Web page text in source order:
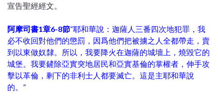
宣告聖經經文。
阿摩司書1章6-8節“耶和華說：迦薩人三番四次地犯罪，我
必不收回對他們的懲罰，因爲他們把被擄之人全都帶走，賣
到以東做奴隸。所以，我要降火在迦薩的城墻上，燒毀它的
城堡。我要鏟除亞實突地居民和亞實基倫的掌權者，伸手攻
擊以革倫，剩下的非利士人都要滅亡。這是主耶和華說
的。”